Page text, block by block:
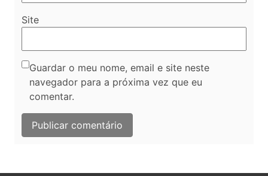
Site
Guardar o meu nome, email e site neste
navegador para a próxima vez que eu
comentar.